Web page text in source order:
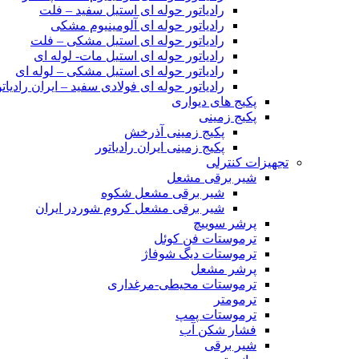
رادیاتور حوله ای استیل سفید – فلت
رادیاتور حوله ای آلومینیوم مشکی
رادیاتور حوله ای استیل مشکی – فلت
رادیاتور حوله ای استیل مات- لوله ای
رادیاتور حوله ای استیل مشکی – لوله ای
رادیاتور حوله ای فولادی سفید – ایران
پکیج های دیواری
پکیج زمینی
پکیج زمینی آذرخش
پکیج زمینی ایران رادیاتور
تجهیزات کنترلی
شیر برقی مشعل
شیر برقی مشعل شکوه
شیر برقی مشعل کروم شوردر ایران
پرشر سوییچ
ترموستات فن کوئل
ترموستات دیگ شوفاژ
پرشر مشعل
ترموستات محیطی-مرغداری
ترمومتر
ترموستات پمپ
فشار شکن آب
شیر برقی